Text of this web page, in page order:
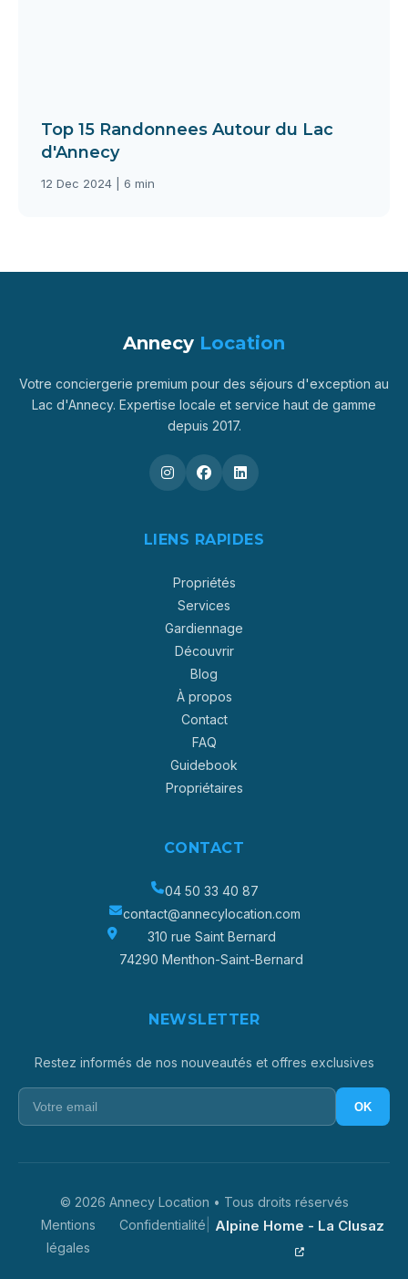
Top 15 Randonnees Autour du Lac
d'Annecy
12 Dec 2024 | 6 min
Annecy Location
Votre conciergerie premium pour des séjours d'exception au
Lac d'Annecy. Expertise locale et service haut de gamme
depuis 2017.
LIENS RAPIDES
Propriétés
Services
Gardiennage
Découvrir
Blog
À propos
Contact
FAQ
Guidebook
Propriétaires
CONTACT
04 50 33 40 87
contact@annecylocation.com
310 rue Saint Bernard
74290 Menthon-Saint-Bernard
NEWSLETTER
Restez informés de nos nouveautés et offres exclusives
OK
© 2026 Annecy Location • Tous droits réservés
Mentions
légales
Confidentialité Alpine Home - La Clusaz